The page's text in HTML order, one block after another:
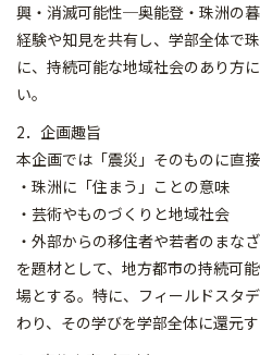
興・消滅可能性─奥能登・珠洲の
経験や知見を共有し、学部全体で
に、持続可能な地域社会のあり方
い。
2．企画趣旨
本企画では「震災」そのものに直
・珠洲に「住まう」ことの意味
・芸術やものづくりと地域社会
・外部からの移住者や若者のまな
を題材として、地方都市の持続可
場とする。特に、フィールドスタ
わり、その学びを学部全体に還元